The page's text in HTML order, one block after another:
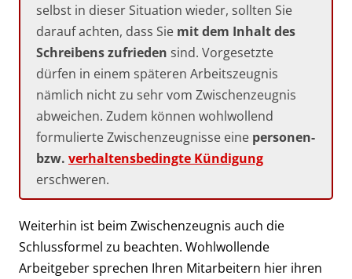
selbst in dieser Situation wieder, sollten Sie
darauf achten, dass Sie mit dem Inhalt des
Schreibens zufrieden sind. Vorgesetzte
dürfen in einem späteren Arbeitszeugnis
nämlich nicht zu sehr vom Zwischenzeugnis
abweichen. Zudem können wohlwollend
formulierte Zwischenzeugnisse eine personen-
bzw. verhaltensbedingte Kündigung
erschweren.
Weiterhin ist beim Zwischenzeugnis auch die
Schlussformel zu beachten. Wohlwollende
Arbeitgeber sprechen Ihren Mitarbeitern hier ihren